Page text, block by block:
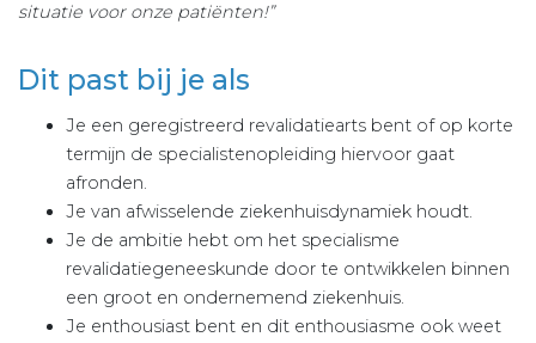
situatie voor onze patiënten!”
Dit past bij je als
Je een geregistreerd revalidatiearts bent of op korte
termijn de specialistenopleiding hiervoor gaat
afronden.
Je van afwisselende ziekenhuisdynamiek houdt.
Je de ambitie hebt om het specialisme
revalidatiegeneeskunde door te ontwikkelen binnen
een groot en ondernemend ziekenhuis.
Je enthousiast bent en dit enthousiasme ook weet